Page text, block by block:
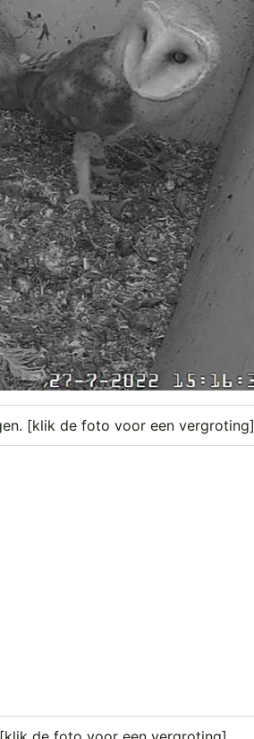
[klik de foto voor een vergroting]